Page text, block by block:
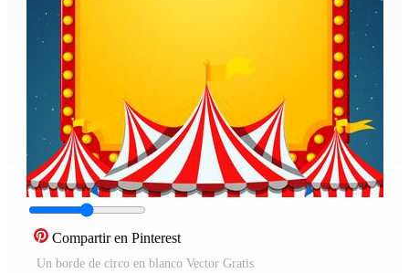
Compartir en Pinterest
Un borde de circo en blanco Vector Gratis